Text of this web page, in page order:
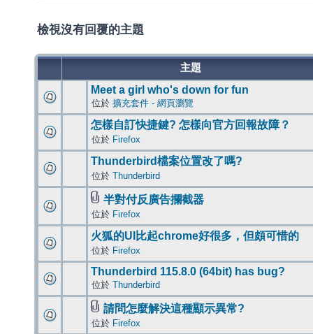
檢視沒有回覆的主題
主題
Meet a girl who's down for fun
位於 擴充套件 - 網頁瀏覽
怎樣自訂快捷鍵? 怎樣向官方回報故障？
位於 Firefox
Thunderbird檔案位置改了嗎?
位於 Thunderbird
半對付反廣告攔截器
位於 Firefox
火狐的UI比起chrome好很多，但頗可惜的
位於 Firefox
Thunderbird 115.8.0 (64bit) has bug?
位於 Thunderbird
請問怎麼解決這種顯示異常?
位於 Firefox